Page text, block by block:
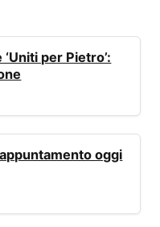
per Pietro’:
oggi